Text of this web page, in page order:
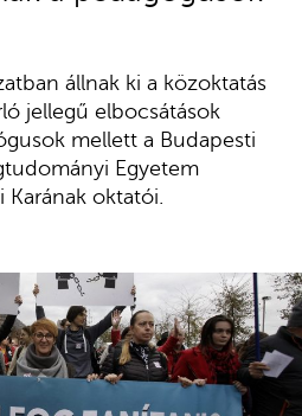
állnak ki a közoktatás
jellegű elbocsátások
mellett a Budapesti
Egyetem
oktatói.